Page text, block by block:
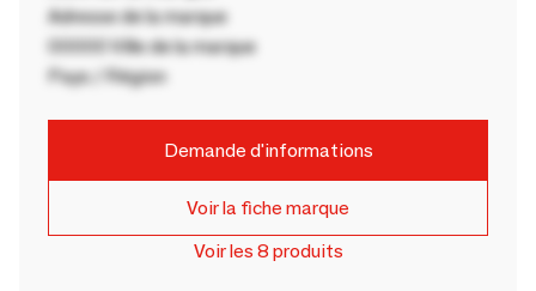
Adresse de la marque
00000 Ville de la marque
Pays / Région
Demande d'informations
Voir la fiche marque
Voir les 8 produits